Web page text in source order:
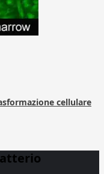
cellulare